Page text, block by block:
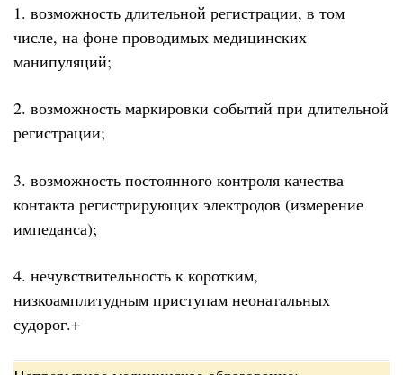
1. возможность длительной регистрации, в том
числе, на фоне проводимых медицинских
манипуляций;
2. возможность маркировки событий при длительной
регистрации;
3. возможность постоянного контроля качества
контакта регистрирующих электродов (измерение
импеданса);
4. нечувствительность к коротким,
низкоамплитудным приступам неонатальных
судорог.+